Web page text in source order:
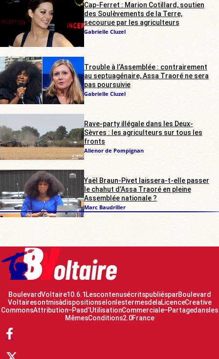
Cap-Ferret : Marion Cotillard, soutien
des Soulèvements de la Terre,
secourue par les agriculteurs
Gabrielle Cluzel
Trouble à l’Assemblée : contrairement
au septuagénaire, Assa Traoré ne sera
pas poursuivie
Gabrielle Cluzel
Rave-party illégale dans les Deux-
Sèvres : les agriculteurs sur tous les
fronts
Alienor de Pompignan
Yaël Braun-Pivet laissera-t-elle passer
le chahut d’Assa Traoré en pleine
Assemblée nationale ?
Marc Baudriller
Boulevard Voltaire 10.6.1 Les contenus écrits publiés par Boulevard
Voltaire sont mis à disposition selon les termes de la Licence Creative
Commons Attribution – Pas d’Utilisation Commerciale – Partage dans les
Mêmes Conditions 2.0 France